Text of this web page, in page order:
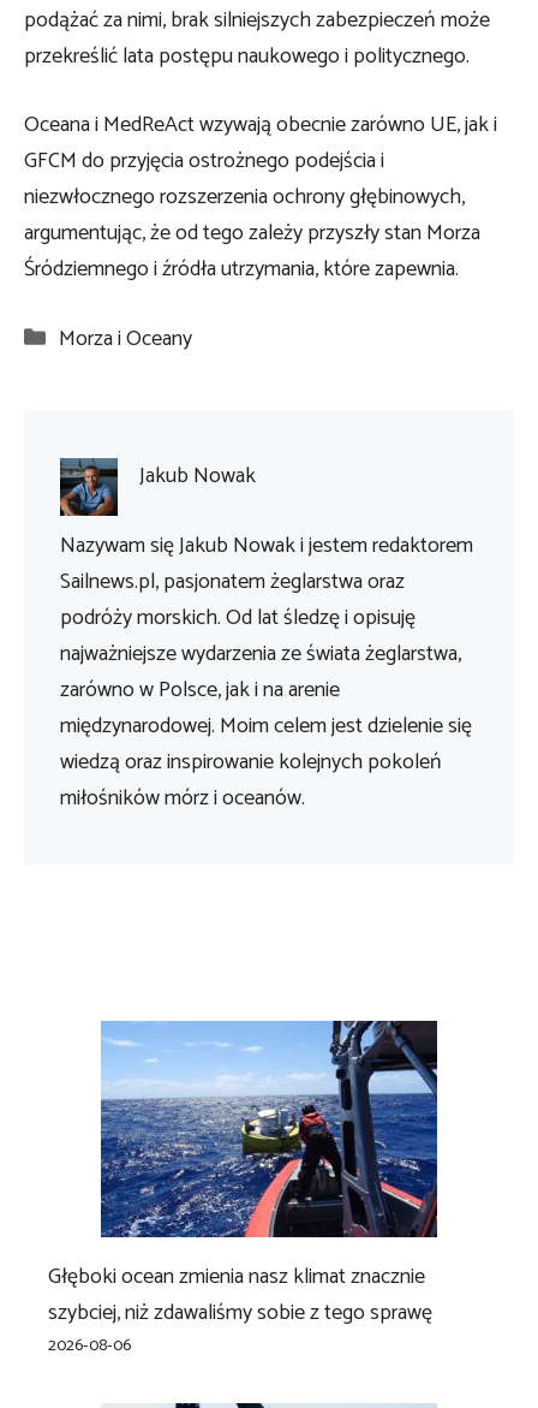
podążać za nimi, brak silniejszych zabezpieczeń może
przekreślić lata postępu naukowego i politycznego.
Oceana i MedReAct wzywają obecnie zarówno UE, jak i
GFCM do przyjęcia ostrożnego podejścia i
niezwłocznego rozszerzenia ochrony głębinowych,
argumentując, że od tego zależy przyszły stan Morza
Śródziemnego i źródła utrzymania, które zapewnia.
Kategorie
Morza i Oceany
Jakub Nowak
Nazywam się Jakub Nowak i jestem redaktorem
Sailnews.pl, pasjonatem żeglarstwa oraz
podróży morskich. Od lat śledzę i opisuję
najważniejsze wydarzenia ze świata żeglarstwa,
zarówno w Polsce, jak i na arenie
międzynarodowej. Moim celem jest dzielenie się
wiedzą oraz inspirowanie kolejnych pokoleń
miłośników mórz i oceanów.
Głęboki ocean zmienia nasz klimat znacznie
szybciej, niż zdawaliśmy sobie z tego sprawę
2026-08-06